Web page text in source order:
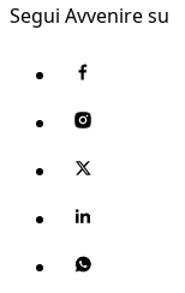
Segui Avvenire su